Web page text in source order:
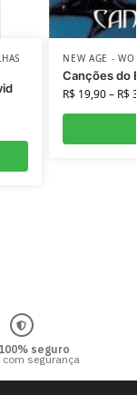
NEW AGE -
Canções do
R$ 19,90– R$
seguro
com segurança